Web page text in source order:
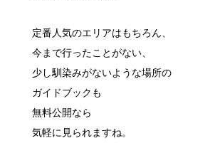
定番人気のエリアはもちろん、
今まで行ったことがない、
少し馴染みがないような場所の
ガイドブックも
無料公開なら
気軽に見られますね。